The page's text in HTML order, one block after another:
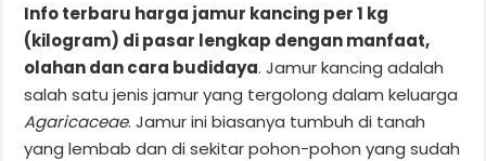
Info terbaru harga jamur kancing per 1 kg
(kilogram) di pasar lengkap dengan manfaat,
olahan dan cara budidaya. Jamur kancing adalah
salah satu jenis jamur yang tergolong dalam keluarga
Agaricaceae. Jamur ini biasanya tumbuh di tanah
yang lembab dan di sekitar pohon-pohon yang sudah